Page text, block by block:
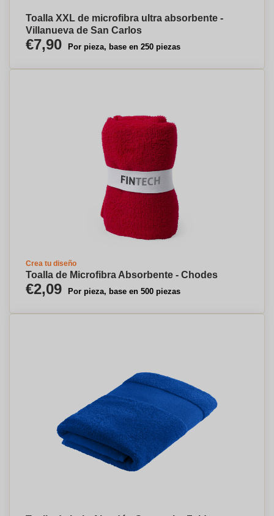
Toalla XXL de microfibra ultra absorbente -
Villanueva de San Carlos
€7,90 Por pieza, base en 250 piezas
Crea tu diseño
Toalla de Microfibra Absorbente - Chodes
€2,09 Por pieza, base en 500 piezas